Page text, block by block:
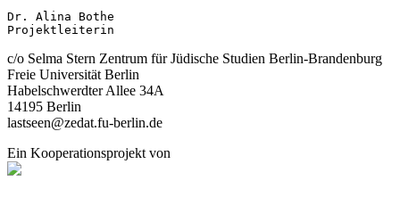
Dr. Alina Bothe
Projektleiterin
c/o Selma Stern Zentrum für Jüdische Studien Berlin-Brandenburg
Freie Universität Berlin
Habelschwerdter Allee 34A
14195 Berlin
lastseen@zedat.fu-berlin.de
Ein Kooperationsprojekt von